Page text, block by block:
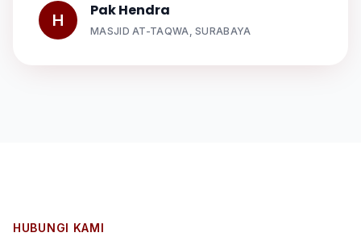
H
Pak Hendra
MASJID AT-TAQWA, SURABAYA
HUBUNGI KAMI